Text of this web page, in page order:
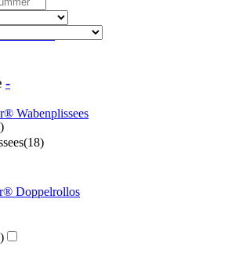
Plissees
Wabenplissees
Doppelrollos
-
(18)